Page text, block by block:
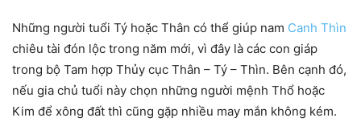
Những người tuổi Tý hoặc Thân có thể giúp nam Canh Thìn
chiêu tài đón lộc trong năm mới, vì đây là các con giáp
trong bộ Tam hợp Thủy cục Thân – Tý – Thìn. Bên cạnh đó,
nếu gia chủ tuổi này chọn những người mệnh Thổ hoặc
Kim để xông đất thì cũng gặp nhiều may mắn không kém.